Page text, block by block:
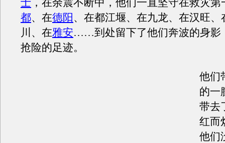
士 ，在余震不断中，他们一直坚守在救灾第
都、在德阳 、在都江堰、在九龙、在汉旺、
川、在雅安……到处留下了他们奔波的身影
抢险的足迹。
他们
的一
带去
红而
他们